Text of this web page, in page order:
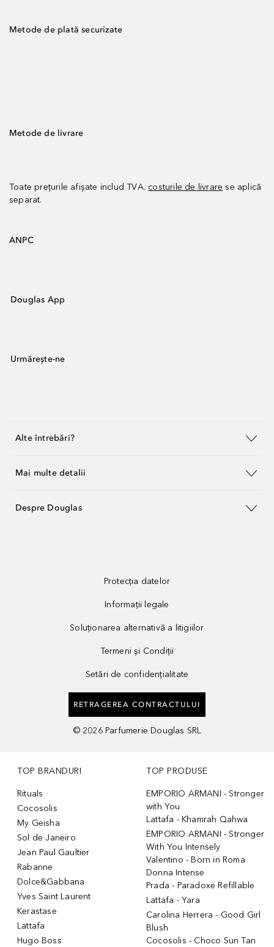
Metode de plată securizate
Metode de livrare
Toate prețurile afișate includ TVA. costurile de livrare se aplică
separat.
ANPC
Douglas App
Urmărește-ne
Alte întrebări?
Mai multe detalii
Despre Douglas
Protecția datelor
Informații legale
Soluționarea alternativă a litigiilor
Termeni și Condiții
Setări de confidențialitate
RETRAGEREA CONTRACTULUI
© 2026 Parfumerie Douglas SRL
TOP BRANDURI
Rituals
Cocosolis
My Geisha
Sol de Janeiro
Jean Paul Gaultier
Rabanne
Dolce&Gabbana
Yves Saint Laurent
Kerastase
Lattafa
Hugo Boss
TOP PRODUSE
EMPORIO ARMANI - Stronger
with You
Lattafa - Khamrah Qahwa
EMPORIO ARMANI - Stronger
With You Intensely
Valentino - Born in Roma
Donna Intense
Prada - Paradoxe Refillable
Lattafa - Yara
Carolina Herrera - Good Girl
Blush
Cocosolis - Choco Sun Tan